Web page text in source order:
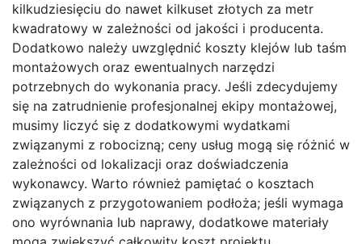
kilkudziesięciu do nawet kilkuset złotych za metr
kwadratowy w zależności od jakości i producenta.
Dodatkowo należy uwzględnić koszty klejów lub taśm
montażowych oraz ewentualnych narzędzi
potrzebnych do wykonania pracy. Jeśli zdecydujemy
się na zatrudnienie profesjonalnej ekipy montażowej,
musimy liczyć się z dodatkowymi wydatkami
związanymi z robocizną; ceny usług mogą się różnić w
zależności od lokalizacji oraz doświadczenia
wykonawcy. Warto również pamiętać o kosztach
związanych z przygotowaniem podłoża; jeśli wymaga
ono wyrównania lub naprawy, dodatkowe materiały